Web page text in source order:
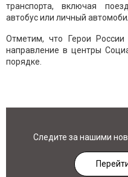
транспорта, включая
автобус или личный
Отметим, что Герои
направление в центры
порядке.
Следите за нашими